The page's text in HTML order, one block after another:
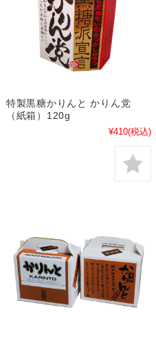
特製黒糖かりんと かりん党
（紙箱）120g
¥410(税込)